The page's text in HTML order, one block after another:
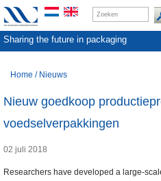
Sharing the future in packaging
Home / Nieuws
Nieuw goedkoop
voedselverpakkingen
02 juli 2018
Researchers have developed a large-